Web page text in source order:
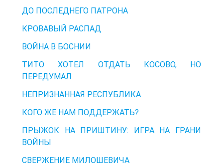
ДО ПОСЛЕДНЕГО ПАТРОНА
КРОВАВЫЙ РАСПАД
ВОЙНА В БОСНИИ
ТИТО ХОТЕЛ ОТДАТЬ КОСОВО, НО
ПЕРЕДУМАЛ
НЕПРИЗНАННАЯ РЕСПУБЛИКА
КОГО ЖЕ НАМ ПОДДЕРЖАТЬ?
ПРЫЖОК НА ПРИШТИНУ: ИГРА НА ГРАНИ
ВОЙНЫ
СВЕРЖЕНИЕ МИЛОШЕВИЧА